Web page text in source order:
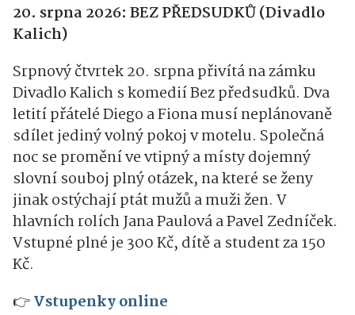
20. srpna 2026: BEZ PŘEDSUDKŮ (Divadlo
Kalich)
Srpnový čtvrtek 20. srpna přivítá na zámku
Divadlo Kalich s komedií Bez předsudků. Dva
letití přátelé Diego a Fiona musí neplánovaně
sdílet jediný volný pokoj v motelu. Společná
noc se promění ve vtipný a místy dojemný
slovní souboj plný otázek, na které se ženy
jinak ostýchají ptát mužů a muži žen. V
hlavních rolích Jana Paulová a Pavel Zedníček.
Vstupné plné je 300 Kč, dítě a student za 150
Kč.
👉Vstupenky online